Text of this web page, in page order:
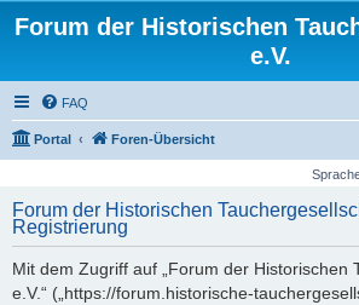
Forum der Historischen
e.V.
FAQ
Portal Foren-Übersicht
Forum der Historischen
Registrierung
Mit dem Zugriff auf „Forum der Historischen
e.V.“ („https://forum.historische-